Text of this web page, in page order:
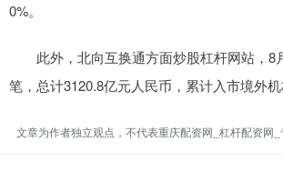
0%。
此外，北向互换通方面炒股杠杆网站，8
笔，总计3120.8亿元人民币，累计入市境外机
文章为作者独立观点，不代表重庆配资网_杠杆配资网